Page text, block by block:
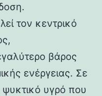
τον κεντρικό
βάρος
ενέργειας. Σε
υγρό που